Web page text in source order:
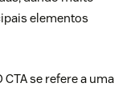
elementos
CTA se refere a uma